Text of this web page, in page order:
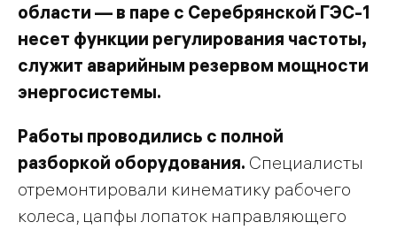
области — в паре с Серебрянской ГЭС-1
несет функции регулирования частоты,
служит аварийным резервом мощности
энергосистемы.
Работы проводились с полной
разборкой оборудования. Специалисты
отремонтировали кинематику рабочего
колеса, цапфы лопаток направляющего